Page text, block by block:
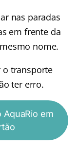
nas paradas
em frente da
nome.
o transporte
ter erro.
em